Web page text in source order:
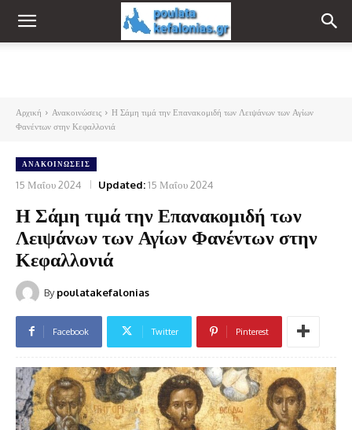
Αρχική Ανακοινώσεις
Η Σάμη τιμά την Επανακομιδή των Λειψάνων των Αγίων
Φανέντων στην Κεφαλλονιά
ΑΝΑΚΟΙΝΏΣΕΙΣ
15 Μαΐου 2024 Updated:15 Μαΐου 2024
Η Σάμη τιμά την Επανακομιδή των
Λειψάνων των Αγίων Φανέντων στην
Κεφαλλονιά
By poulatakefalonias
Facebook Twitter Pinterest